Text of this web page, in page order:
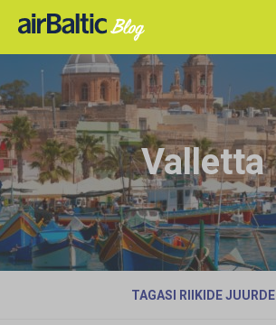
Valletta
TAGASI RIIKIDE JUURDE